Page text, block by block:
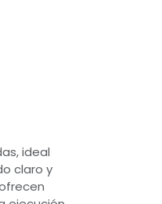
ideal
claro y